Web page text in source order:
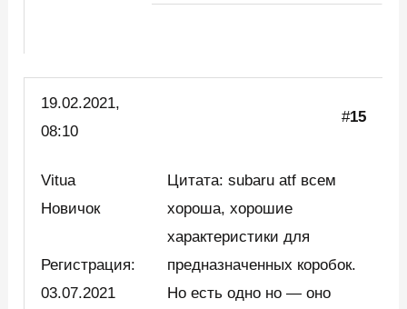
19.02.2021,
08:10
#15
Vitua
Новичок
Регистрация:
03.07.2021
Цитата: subaru atf всем
хороша, хорошие
характеристики для
предназначенных коробок.
Но есть одно но — оно